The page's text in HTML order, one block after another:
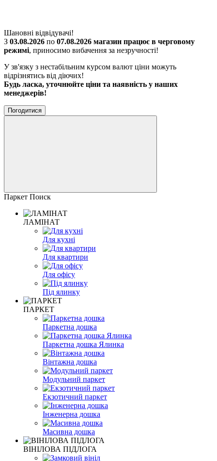
Шановні відвідувачі!
З 03.08.2026 по 07.08.2026 магазин працює в черговому
режимі, приносимо вибачення за незручності!
У зв'язку з нестабільним курсом валют ціни можуть
відрізнятись від діючих!
Будь ласка, уточнюйте ціни та наявність у наших
менеджерів!
Погодитися
Паркет Поиск
ЛАМІНАТ
Для кухні
Для квартири
Для офісу
Під ялинку
ПАРКЕТ
Паркетна дошка
Паркетна дошка Ялинка
Вінтажна дошка
Модульний паркет
Екзотичний паркет
Інженерна дошка
Масивна дошка
ВІНІЛОВА ПІДЛОГА